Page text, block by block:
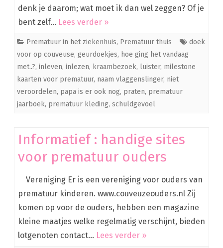
denk je daarom; wat moet ik dan wel zeggen? Of je
bent zelf… Lees verder »
Prematuur in het ziekenhuis, Prematuur thuis
doek
voor op couveuse, geurdoekjes, hoe ging het vandaag
met..?, inleven, inlezen, kraambezoek, luister, milestone
kaarten voor prematuur, naam vlaggenslinger, niet
veroordelen, papa is er ook nog, praten, prematuur
jaarboek, prematuur kleding, schuldgevoel
Informatief : handige sites
voor prematuur ouders
Vereniging Er is een vereniging voor ouders van
prematuur kinderen. www.couveuzeouders.nl Zij
komen op voor de ouders, hebben een magazine
kleine maatjes welke regelmatig verschijnt, bieden
lotgenoten contact… Lees verder »